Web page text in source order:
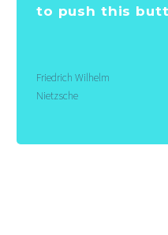
to push this
Friedrich Wilhelm
Nietzsche